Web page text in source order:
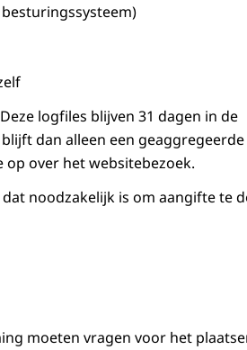
logfiles blijven 31 dagen in de
dan alleen een geaggregeerde
op over het websitebezoek.
noodzakelijk is om aangifte te
moeten vragen voor het